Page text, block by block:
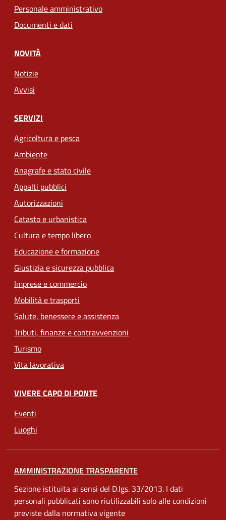
Personale amministrativo
Documenti e dati
NOVITÀ
Notizie
Avvisi
SERVIZI
Agricoltura e pesca
Ambiente
Anagrafe e stato civile
Appalti pubblici
Autorizzazioni
Catasto e urbanistica
Cultura e tempo libero
Educazione e formazione
Giustizia e sicurezza pubblica
Imprese e commercio
Mobilità e trasporti
Salute, benessere e assistenza
Tributi, finanze e contravvenzioni
Turismo
Vita lavorativa
VIVERE CAPO DI PONTE
Eventi
Luoghi
AMMINISTRAZIONE TRASPARENTE
Sezione istituita ai sensi del D.lgs. 33/2013. I dati
personali pubblicati sono riutilizzabili solo alle condizioni
previste dalla normativa vigente